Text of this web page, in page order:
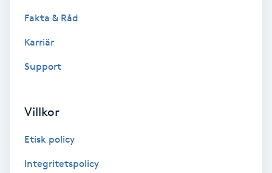
PRP (Platelet Rich Plasma)
Radiofrekvens
Fakta & Råd
Karriär
Support
Villkor
Etisk policy
Integritetspolicy